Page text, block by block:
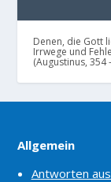
Denen, die Gott
Irrwege und
(Augustinus, 354
Allgemein
Antworten